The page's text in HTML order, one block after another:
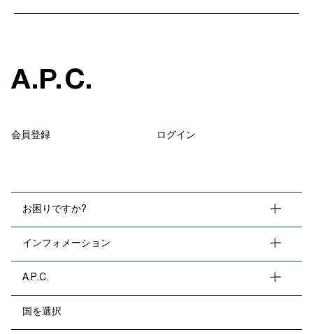
A.P.C.
会員登録 ログイン
お困りですか?
インフォメーション
A.P.C.
国を選択